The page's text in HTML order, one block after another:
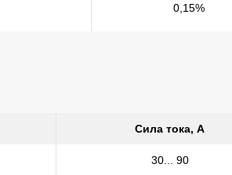
0,15%
Сила тока, А
30... 90